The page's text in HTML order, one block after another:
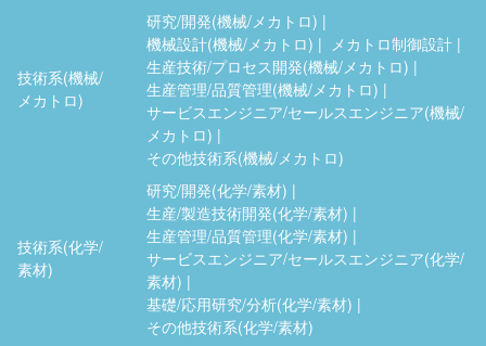
技術系(機械/
メカトロ)
研究/開発(機械/メカトロ)
機械設計(機械/メカトロ)
メカトロ制御設計
生産技術/プロセス開発(機械/メカトロ)
生産管理/品質管理(機械/メカトロ)
サービスエンジニア/セールスエンジニア(機械/
メカトロ)
その他技術系(機械/メカトロ)
技術系(化学/
素材)
研究/開発(化学/素材)
生産/製造技術開発(化学/素材)
生産管理/品質管理(化学/素材)
サービスエンジニア/セールスエンジニア(化学/
素材)
基礎/応用研究/分析(化学/素材)
その他技術系(化学/素材)